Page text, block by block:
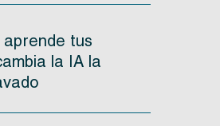
tus
la IA la